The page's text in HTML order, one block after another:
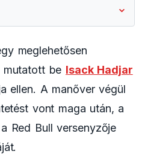
meglehetősen
mutatott be Isack Hadjar
ellen. A manőver végül
vont maga után, a
Red Bull versenyzője